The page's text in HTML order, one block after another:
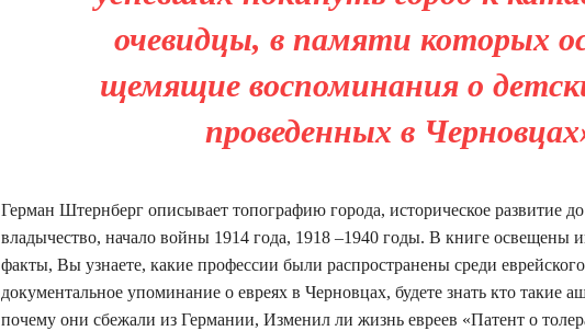
очевидцы, в памяти которых
щемящие воспоминания о
проведенных в
Герман Штернберг описывает топографию города, историческое развитие
владычество, начало войны 1914 года, 1918 –1940 годы. В книге освещены
факты, Вы узнаете, какие профессии были распространены среди
документальное упоминание о евреях в Черновцах, будете знать кто такие
почему они сбежали из Германии, Изменил ли жизнь евреев «Патент о